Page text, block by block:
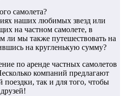
самолета?
наших любимых звезд или
на частном самолете, в
ли мы также путешествовать на
на кругленькую сумму?
по аренде частных самолетов
компаний предлагают
поездки, так и для того, чтобы